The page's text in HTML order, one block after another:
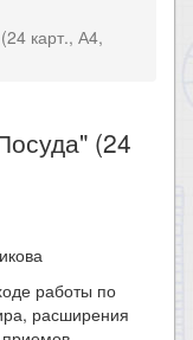
карт., А4,
(24
работы по
расширения